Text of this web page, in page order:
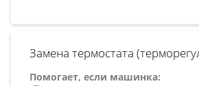
Замена термостата
Помогает, если машинка: